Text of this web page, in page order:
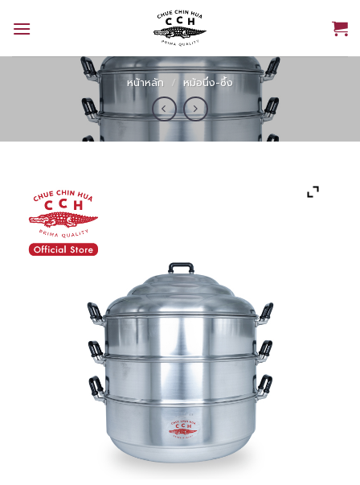
หน้าหลัก / หม้อนึ่ง-ซึ้ง